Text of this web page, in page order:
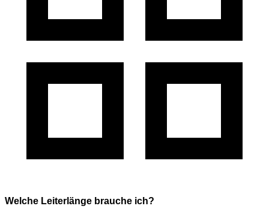
Welche Leiterlänge brauche ich?